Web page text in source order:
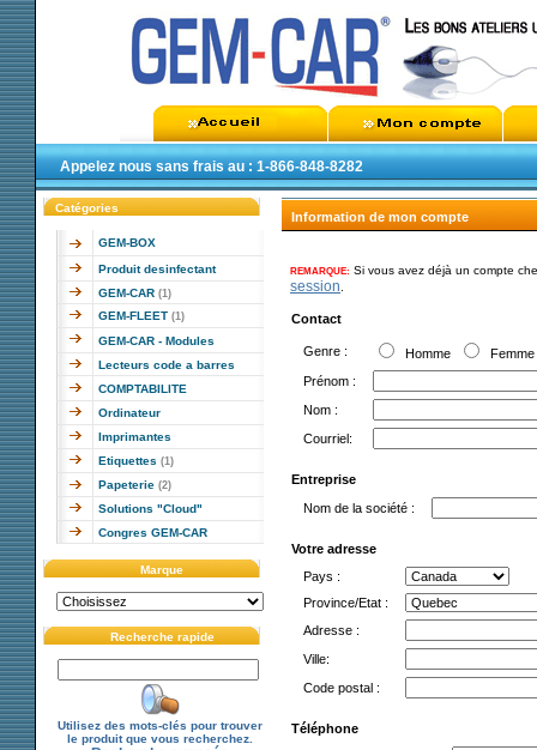
Appelez nous sans frais au : 1-866-848-8282
Catégories
GEM-BOX
Produit desinfectant
GEM-CAR (1)
GEM-FLEET (1)
GEM-CAR - Modules
Lecteurs code a barres
COMPTABILITE
Ordinateur
Imprimantes
Etiquettes (1)
Papeterie (2)
Solutions "Cloud"
Congres GEM-CAR
Marque
Recherche rapide
Utilisez des mots-clés pour trouver
le produit que vous recherchez.
Information de mon compte
REMARQUE: Si vous avez déjà un compte
session
Contact
Genre : Homme
Femme
Prénom :
Nom :
Courriel:
Entreprise
Nom de la société :
Votre adresse
Pays :
Province/Etat :
Adresse :
Ville:
Code postal :
Téléphone